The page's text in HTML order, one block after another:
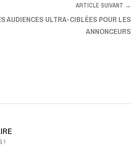
ARTICLE SUIVANT →
AUDIENCES ULTRA-CIBLÉES POUR LES
ANNONCEURS
!